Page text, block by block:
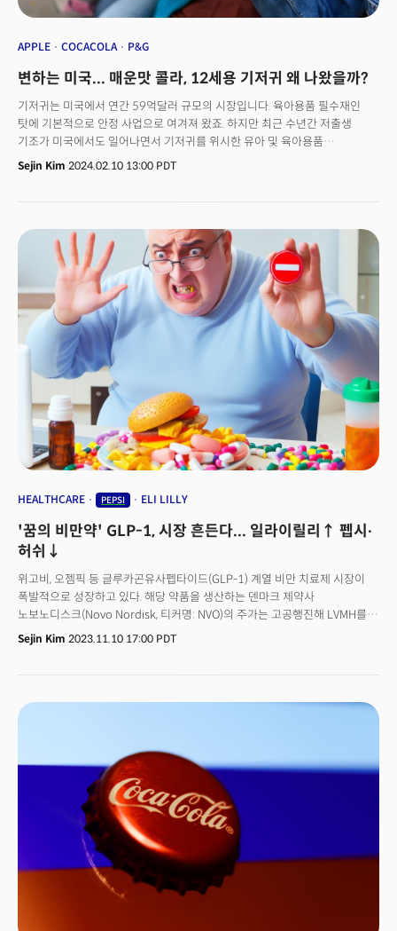
밝혔다. 웬디스 역시 샌드위치, 감자, 계란으로 구성된 아침 식사 세트 메뉴를
(Luxe Cravings Box)'로 할인 경쟁에 가세했다.
APPLE COCACOLA P&G
변하는 미국... 매운맛 콜라, 12세용 기저귀 왜 나왔을까?
기저귀는 미국에서 연간 59억달러 규모의 시장입니다. 육아용품 필수재인
탓에 기본적으로 안정 사업으로 여겨져 왔죠. 하지만 최근 수년간 저출생
기조가 미국에서도 일어나면서 기저귀를 위시한 유아 및 육아용품
제조기업들이 위기를 맞았습니다. 미국 질병관리센터(CDC) 산하
국립보건통계센터(NCHS) 데이터에 따르면 미국 15~44세 여성 1000명당
소비재 기업은 이민자들에게 희망을 걸었습니다. 1990년대 외국 태생
히스패닉계 여성의 출산율은 150명에 달했기 때문이죠. 전국 평균 출산율의
2배였습니다. 하지만 이 그룹의 출산율마저도 2019년 85명으로 떨어진
상태입니다. 써카나(Circana) 데이터 기준 2023년 기저귀 소매 판매량은 4년
연속 감소세를 기록했습니다. 👉 저출생은 위험, 고령화는 기회이에 팸퍼스
(Pampers)를 파는 피앤지(P&G), 하기스를 파는 킴벌리클라크(Kimberly-
Clark) 등 육아용품 기업은 비상입니다. 피앤지에서 팸퍼스가 차지하는
연간매출은 70억달러로 회사 매출의 9%에 달합니다. 킴벌리클락은 매출의
1/3이상이 육아 및 유아용품에서 나오죠. 출생률 감소라는 거대한 사회
흐름에 맞서 유아 및 육아용품 기업들은 크게 2가지 대응책을 내놨습니다. 더
큰 아이와 성인을 위한 기저귀입니다.피앤지는 신생아 전용 기저귀,
저렴하지만 충분히 부드러운 기저귀라인인 팸퍼스 스웨들러 기저귀, 체중이
46파운드(약 20kg) 이상인 아이를 위한 기저귀, 12세 이상 어린이 대상
야뇨증 속옷 등을 출시했습니다. 회사는 스웨들러 라인으로 북미 지역에서
라인, 물티슈 등으로 확장하고 있습니다. 다이아나 고메즈
분야로 성인용 요실금 용품 시장을 꼽았죠. 블룸 게리 스티벨
뉴잉글랜드컨설팅그룹 최고경영자(CEO)는 블룸버그에 “유아 분유부터
분석했습니다.
Sejin Kim 2024.02.10 13:00 PDT
HEALTHCARE PEPSI ELI LILLY
'꿈의 비만약' GLP-1, 시장 흔든다... 일라이릴리↑ 펩시∙
허쉬↓
위고비, 오젬픽 등 글루카곤유사펩타이드(GLP-1) 계열 비만 치료제 시장이
폭발적으로 성장하고 있다. 해당 약품을 생산하는 덴마크 제약사
노보노디스크(Novo Nordisk, 티커명: NVO)의 주가는 고공행진해 LVMH를
제치고 유럽에서 가장 가치 있는 기업이 됐다. 대형 제약사 일라이릴리(Eli
Lilly, 티커명: LLY)도 최근 미국 당국으로부터 GLP-1 계열 비만 치료제를
기업들의 실적발표에서는 GLP-1 비만 치료제 관련 질문이 쏟아졌다. 이들의
방어 전략은 크게 3가지다. 비만 치료제와 F&B 상관관계가 적은 점을
Sejin Kim 2023.11.10 17:00 PDT